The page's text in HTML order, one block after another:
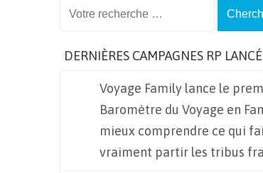
DERNIÈRES CAMPAGNES RP
Voyage Family lance le
Baromètre du Voyage en
mieux comprendre ce qui
vraiment partir les tribus